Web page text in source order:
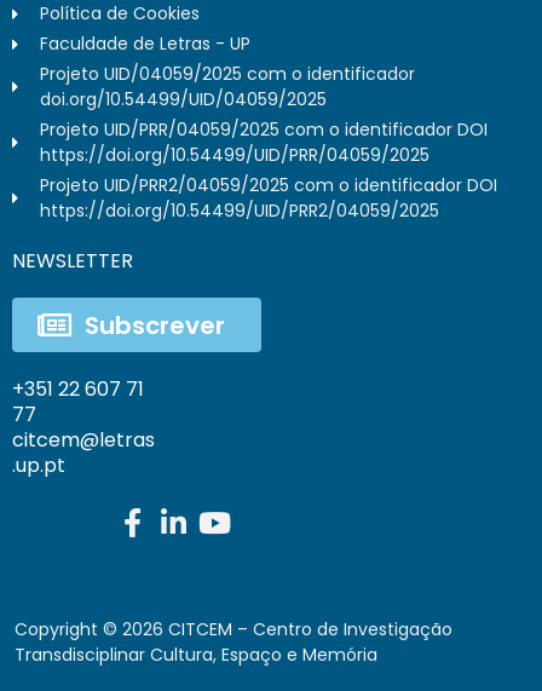
Política de Cookies
Faculdade de Letras - UP
Projeto UID/04059/2025 com o identificador
doi.org/10.54499/UID/04059/2025
Projeto UID/PRR/04059/2025 com o identificador DOI
https://doi.org/10.54499/UID/PRR/04059/2025
Projeto UID/PRR2/04059/2025 com o identificador DOI
https://doi.org/10.54499/UID/PRR2/04059/2025
NEWSLETTER
Subscrever
+351 22 607 71
77
citcem@letras
.up.pt
Copyright © 2026 CITCEM – Centro de Investigação
Transdisciplinar Cultura, Espaço e Memória